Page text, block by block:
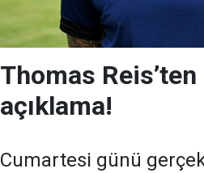
Thomas
açıklama!
Cumartesi günü